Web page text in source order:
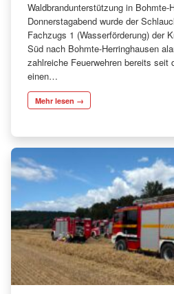
Waldbrandunterstützung in Bohmte-
Donnerstagabend wurde der
Fachzugs 1 (Wasserförderung) der
Süd nach Bohmte-Herringhausen
zahlreiche Feuerwehren bereits seit
einen…
Mehr lesen →